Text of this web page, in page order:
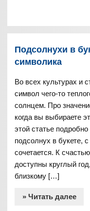
Подсолнухи в
символика
Во всех культурах и
символ чего-то
солнцем. Про
когда вы выбираете
этой статье
подсолнух в букете,
сочетается. К
доступны круглый
близкому […]
» Читать далее